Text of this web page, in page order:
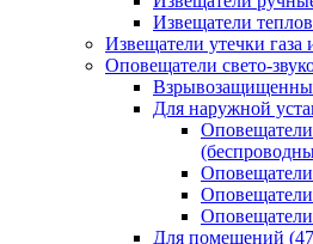
Извещатели
Извещатели утечки газа
Оповещатели свето-
Для наружной
Для помещений